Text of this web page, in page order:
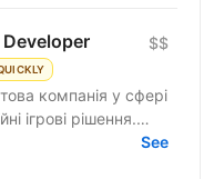
$$
компанія у сфері
ігрові рішення.
затісно в
See